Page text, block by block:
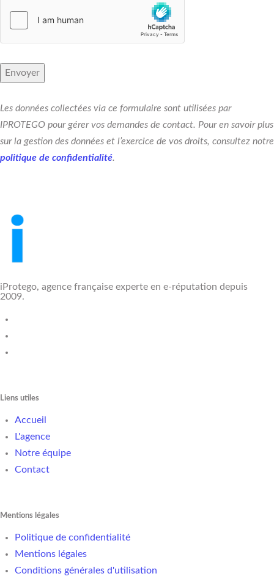
Les données collectées via ce formulaire sont utilisées par
IPROTEGO pour gérer vos demandes de contact. Pour en savoir plus
sur la gestion des données et l’exercice de vos droits, consultez notre
politique de confidentialité.
iProtego, agence française experte en e-réputation depuis
2009.
Liens utiles
Accueil
L'agence
Notre équipe
Contact
Mentions légales
Politique de confidentialité
Mentions légales
Conditions générales d'utilisation